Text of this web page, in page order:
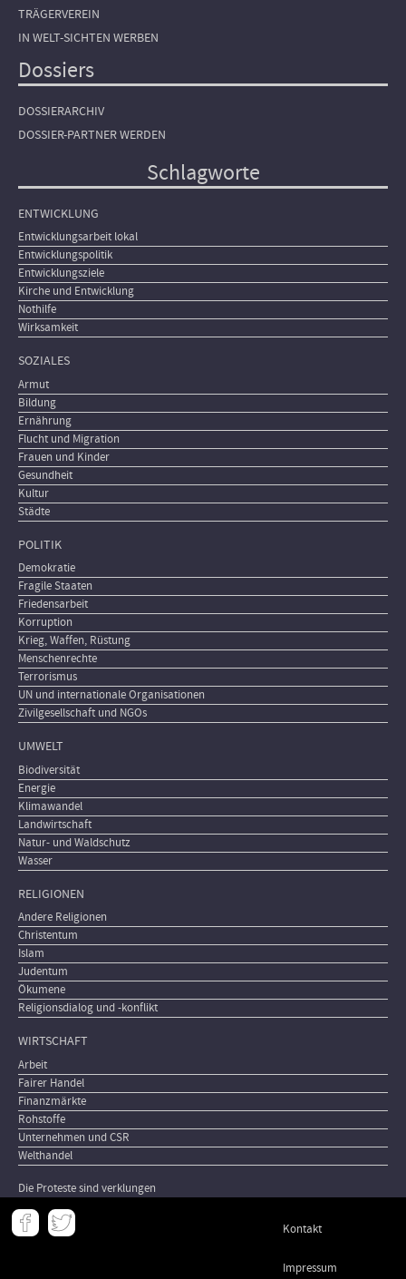
TRÄGERVEREIN
IN WELT-SICHTEN WERBEN
Dossiers
DOSSIERARCHIV
DOSSIER-PARTNER WERDEN
Schlagworte
ENTWICKLUNG
Entwicklungsarbeit lokal
Entwicklungspolitik
Entwicklungsziele
Kirche und Entwicklung
Nothilfe
Wirksamkeit
SOZIALES
Armut
Bildung
Ernährung
Flucht und Migration
Frauen und Kinder
Gesundheit
Kultur
Städte
POLITIK
Demokratie
Fragile Staaten
Friedensarbeit
Korruption
Krieg, Waffen, Rüstung
Menschenrechte
Terrorismus
UN und internationale Organisationen
Zivilgesellschaft und NGOs
UMWELT
Biodiversität
Energie
Klimawandel
Landwirtschaft
Natur- und Waldschutz
Wasser
RELIGIONEN
Andere Religionen
Christentum
Islam
Judentum
Ökumene
Religionsdialog und -konflikt
WIRTSCHAFT
Arbeit
Fairer Handel
Finanzmärkte
Rohstoffe
Unternehmen und CSR
Welthandel
Die Proteste sind verklungen
Meta
- Kontakt
Impressum